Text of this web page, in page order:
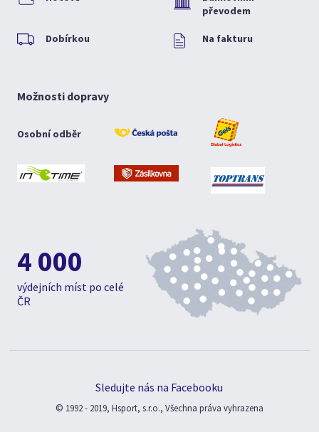
převodem
Dobírkou Na fakturu
Možnosti dopravy
Osobní odběr
4 000
výdejních míst po celé
ČR
Sledujte nás na Facebooku
© 1992 - 2019, Hsport, s.r.o., Všechna práva vyhrazena